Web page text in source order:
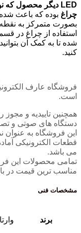
LED دیگر محصول که نور را بصورت نقطه ای پخش میکند
چراغ بوده که باعث شده
بصورت متمرکز به نقطه
استفاده از چراغ در
شده تا به کمک آن
کنید.
است.
همچنین تاییدیه و مجوز
دستگاه های صوتی و
این فروشگاه به
قطعات الکترونیکی
می باشد.
تمامی محصولات این
مناسب ترین قیمت در
مشخصات فنی
برند وارتا VARTA